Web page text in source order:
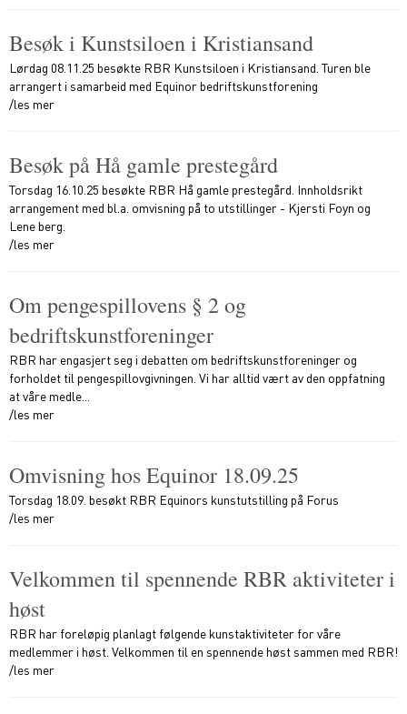
Besøk i Kunstsiloen i Kristiansand
Lørdag 08.11.25 besøkte RBR Kunstsiloen i Kristiansand. Turen ble
arrangert i samarbeid med Equinor bedriftskunstforening
/les mer
Besøk på Hå gamle prestegård
Torsdag 16.10.25 besøkte RBR Hå gamle prestegård. Innholdsrikt
arrangement med bl.a. omvisning på to utstillinger - Kjersti Foyn og
Lene berg.
/les mer
Om pengespillovens § 2 og
bedriftskunstforeninger
RBR har engasjert seg i debatten om bedriftskunstforeninger og
forholdet til pengespillovgivningen. Vi har alltid vært av den oppfatning
at våre medle...
/les mer
Omvisning hos Equinor 18.09.25
Torsdag 18.09. besøkt RBR Equinors kunstutstilling på Forus
/les mer
Velkommen til spennende RBR aktiviteter i
høst
RBR har foreløpig planlagt følgende kunstaktiviteter for våre
medlemmer i høst. Velkommen til en spennende høst sammen med RBR!
/les mer